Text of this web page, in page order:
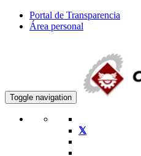
Portal de Transparencia
Área personal
Toggle navigation